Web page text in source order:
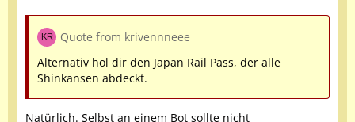
Quote from krivennneee
Alternativ hol dir den Japan Rail Pass, der alle
Shinkansen abdeckt.
Natürlich. Selbst an einem Bot sollte nicht